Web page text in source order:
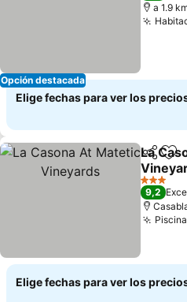
Opción destacada
a 1.9
Elige fechas para ver los
La
Ver
3 Estrellas
9,2
Elige fechas para ver los